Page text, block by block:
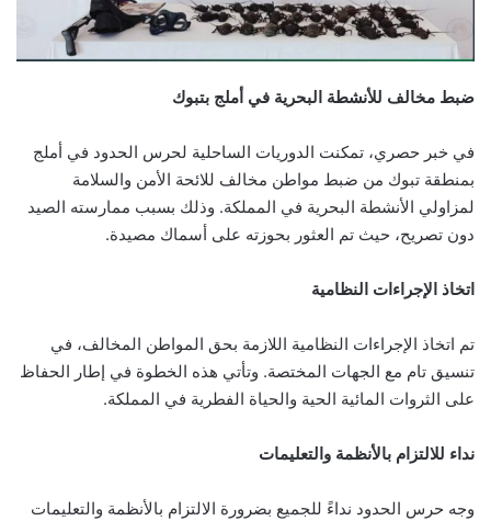
ضبط مخالف للأنشطة البحرية في أملج بتبوك
في خبر حصري، تمكنت الدوريات الساحلية لحرس الحدود في أملج
بمنطقة تبوك من ضبط مواطن مخالف للائحة الأمن والسلامة
لمزاولي الأنشطة البحرية في المملكة. وذلك بسبب ممارسته الصيد
دون تصريح، حيث تم العثور بحوزته على أسماك مصيدة.
اتخاذ الإجراءات النظامية
تم اتخاذ الإجراءات النظامية اللازمة بحق المواطن المخالف، في
تنسيق تام مع الجهات المختصة. وتأتي هذه الخطوة في إطار الحفاظ
على الثروات المائية الحية والحياة الفطرية في المملكة.
نداء للالتزام بالأنظمة والتعليمات
وجه حرس الحدود نداءً للجميع بضرورة الالتزام بالأنظمة والتعليمات